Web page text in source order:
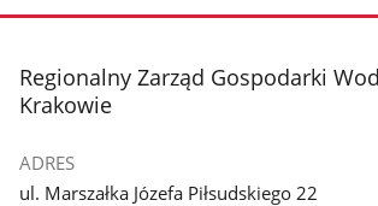
stopka
Regionalny Zarząd Gospodarki
Krakowie
ADRES
ul. Marszałka Józefa Piłsudskiego 22